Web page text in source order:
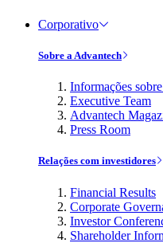
Corporativo
Sobre a Advantech
Informações
Executive Team
Advantech
Press Room
Relações com investidores
Financial Results
Corporate
Investor
Shareholder